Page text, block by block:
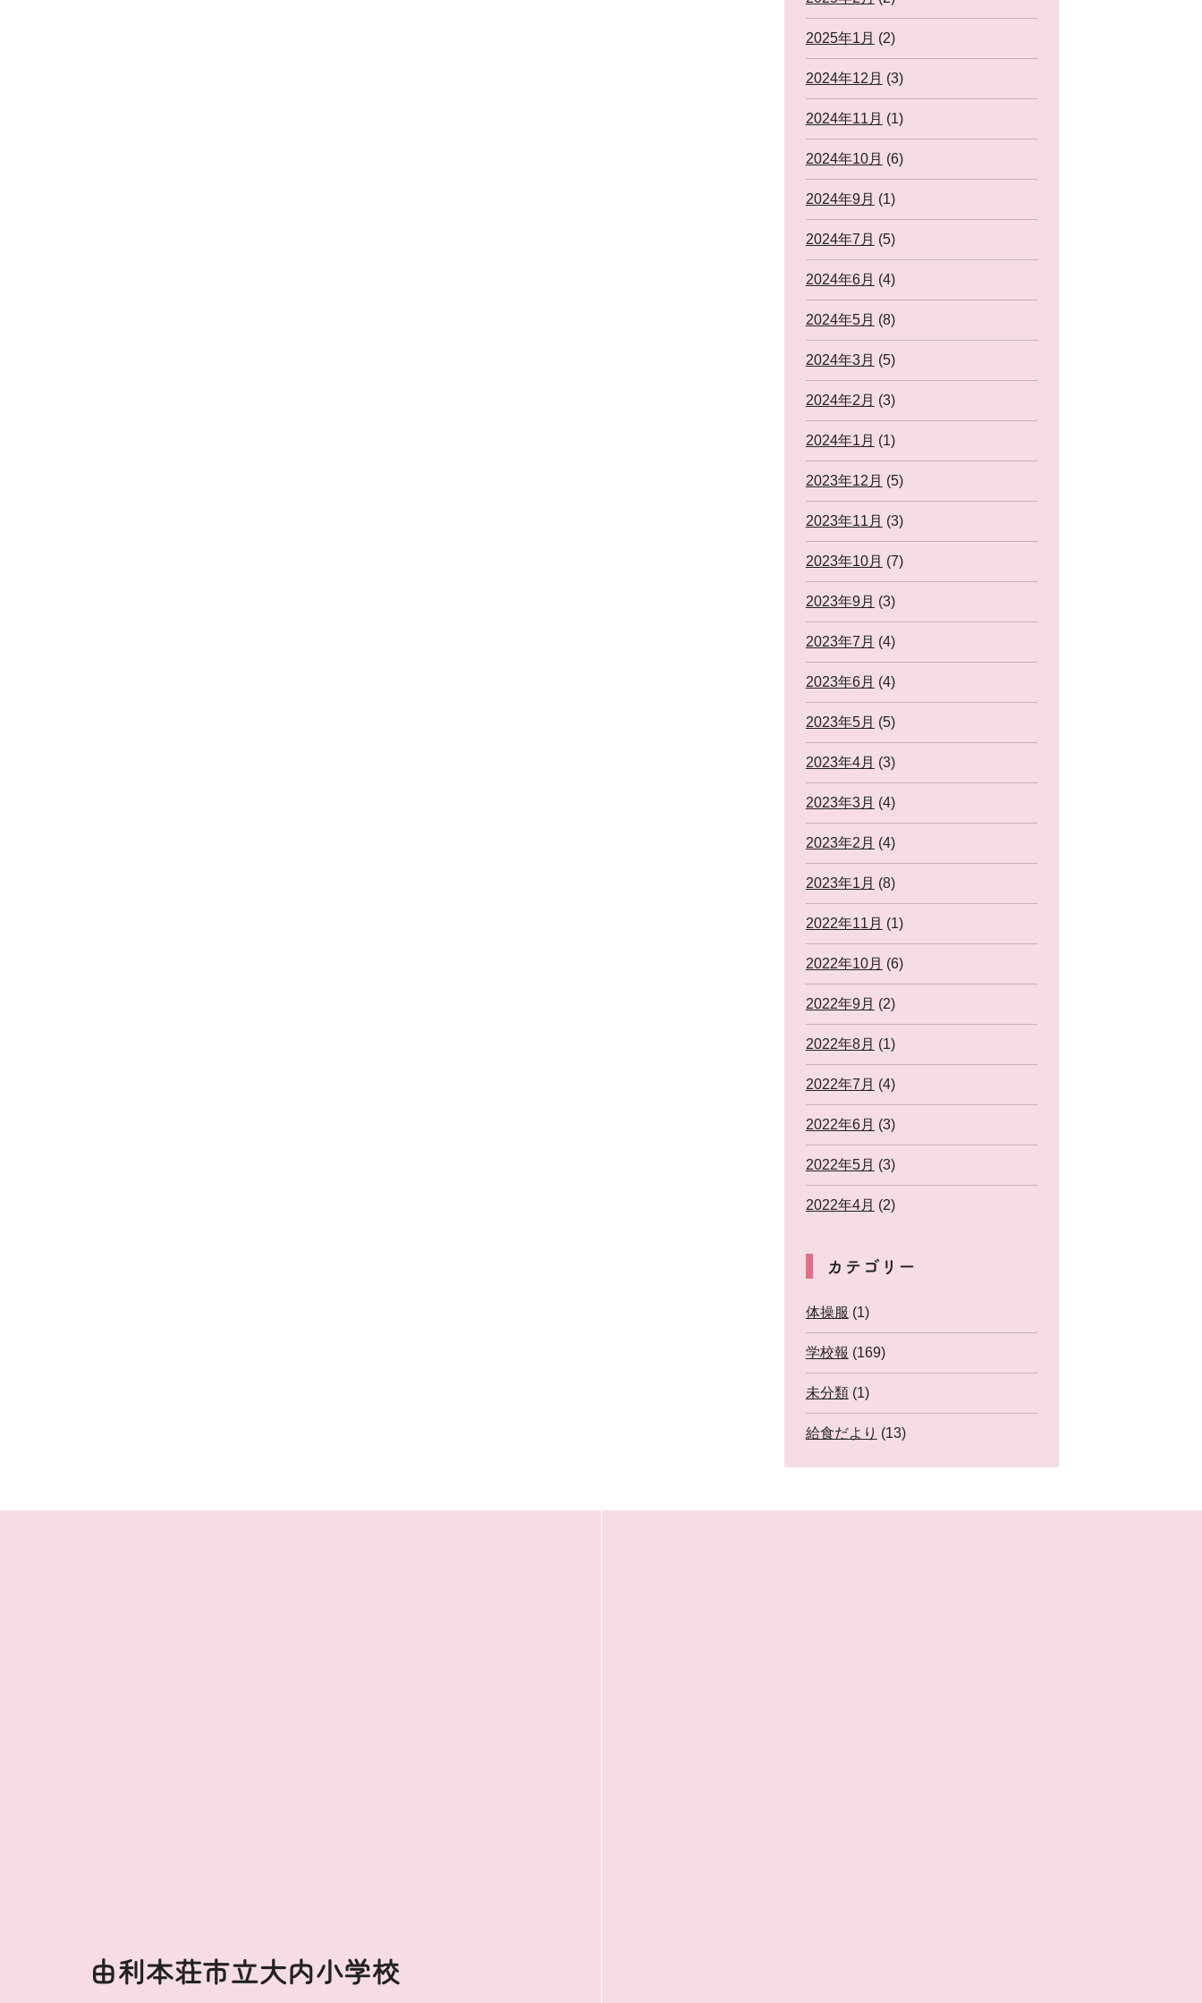
2025年1月 (2)
2024年12月 (3)
2024年11月 (1)
2024年10月 (6)
2024年9月 (1)
2024年7月 (5)
2024年6月 (4)
2024年5月 (8)
2024年3月 (5)
2024年2月 (3)
2024年1月 (1)
2023年12月 (5)
2023年11月 (3)
2023年10月 (7)
2023年9月 (3)
2023年7月 (4)
2023年6月 (4)
2023年5月 (5)
2023年4月 (3)
2023年3月 (4)
2023年2月 (4)
2023年1月 (8)
2022年11月 (1)
2022年10月 (6)
2022年9月 (2)
2022年8月 (1)
2022年7月 (4)
2022年6月 (3)
2022年5月 (3)
2022年4月 (2)
カテゴリー
体操服 (1)
学校報 (169)
未分類(1)
給食だより (13)
由利本荘市立大内小学校